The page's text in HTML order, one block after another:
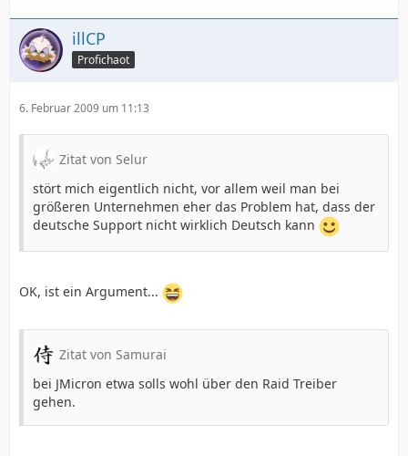
illCP
Profichaot
6. Februar 2009 um 11:13
Zitat von Selur
stört mich eigentlich nicht, vor allem weil man bei
größeren Unternehmen eher das Problem hat, dass der
deutsche Support nicht wirklich Deutsch kann
OK, ist ein Argument...
Zitat von Samurai
bei JMicron etwa solls wohl über den Raid Treiber
gehen.